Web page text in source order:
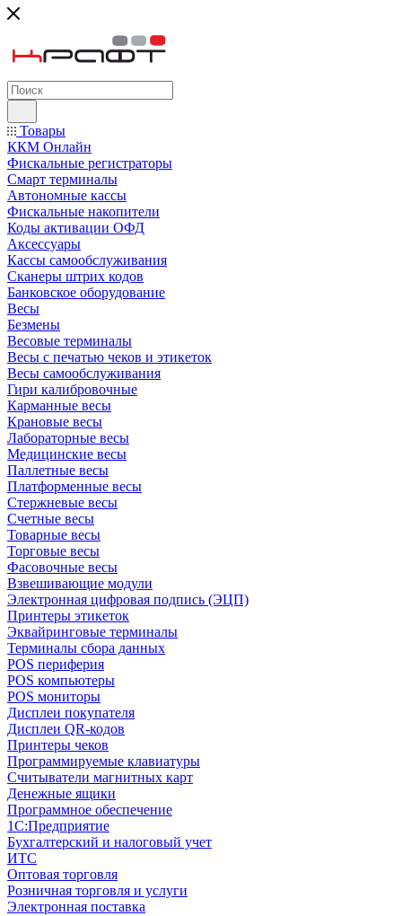
Товары
ККМ Онлайн
Фискальные регистраторы
Смарт терминалы
Автономные кассы
Фискальные накопители
Коды активации ОФД
Аксессуары
Кассы самообслуживания
Сканеры штрих кодов
Банковское оборудование
Весы
Безмены
Весовые терминалы
Весы с печатью чеков и этикеток
Весы самообслуживания
Гири калибровочные
Карманные весы
Крановые весы
Лабораторные весы
Медицинские весы
Паллетные весы
Платформенные весы
Стержневые весы
Счетные весы
Товарные весы
Торговые весы
Фасовочные весы
Взвешивающие модули
Электронная цифровая подпись (ЭЦП)
Принтеры этикеток
Эквайринговые терминалы
Терминалы сбора данных
POS периферия
POS компьютеры
POS мониторы
Дисплеи покупателя
Дисплеи QR-кодов
Принтеры чеков
Программируемые клавиатуры
Считыватели магнитных карт
Денежные ящики
Программное обеспечение
1С:Предприятие
Бухгалтерский и налоговый учет
ИТС
Оптовая торговля
Розничная торговля и услуги
Электронная поставка